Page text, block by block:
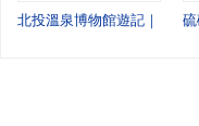
北投溫泉博物館遊記｜走進硫